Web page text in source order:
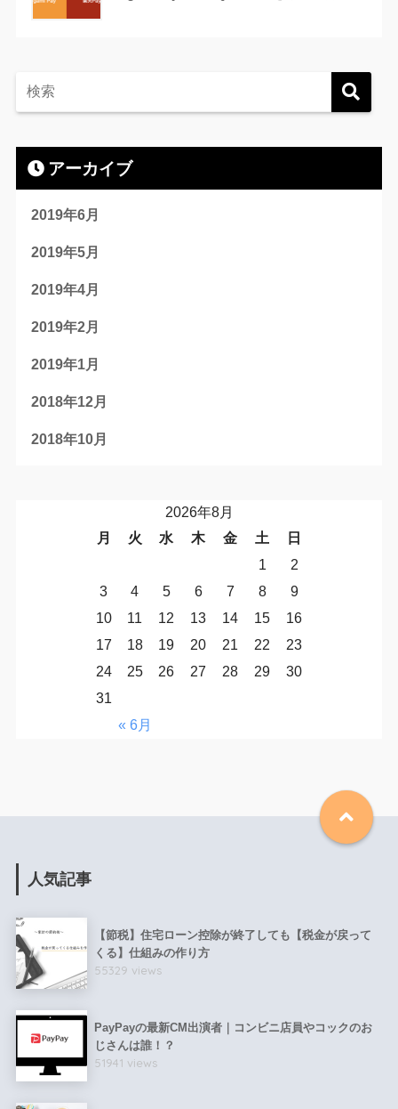
アーカイブ
2019年6月
2019年5月
2019年4月
2019年2月
2019年1月
2018年12月
2018年10月
2026年8月
月
火 水 木 金 土 日
« 6月
1
2
3
4 5 6 7 8
9
10
11 12 13 14 15
16
17
18 19 20 21 22
23
24
25 26 27 28 29
30
31
人気記事
【節税】住宅ローン控除が終了しても【税金が戻って
くる】仕組みの作り方
55329 views
PayPayの最新CM出演者｜コンビニ店員やコックのお
じさんは誰！？
51941 views